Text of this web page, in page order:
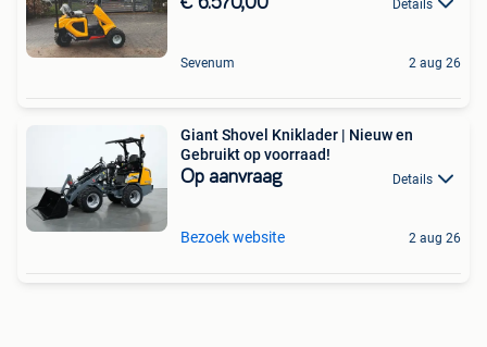
Details
Sevenum 2 aug 26
Giant Shovel Kniklader | Nieuw en
Gebruikt op voorraad!
Op aanvraag Details
Bezoek website 2 aug 26